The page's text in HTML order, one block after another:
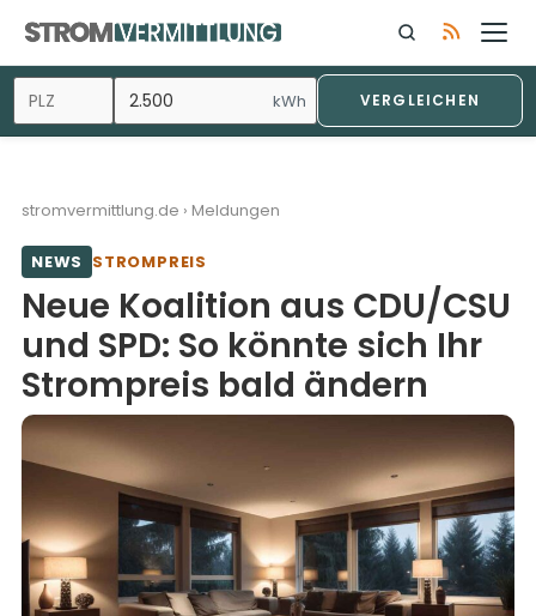
Inhalt
springen
kWh VERGLEICHEN
stromvermittlung.de › Meldungen
NEWS STROMPREIS
Neue Koalition aus CDU/CSU
und SPD: So könnte sich Ihr
Strompreis bald ändern